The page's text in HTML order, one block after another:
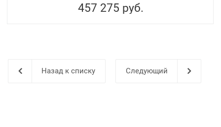
457 275 руб.
Назад к списку